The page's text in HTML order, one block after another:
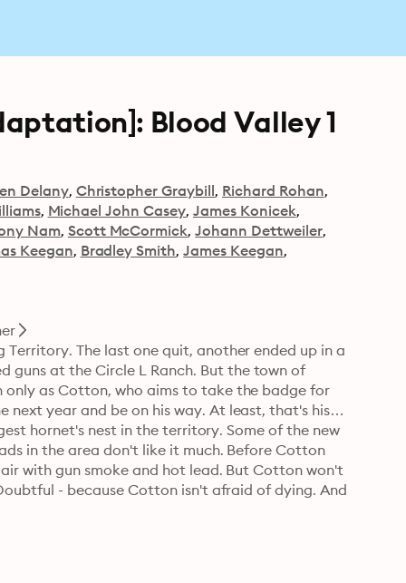
Blood Valley 1
Delany Christopher Graybill Richard Rohan
Michael John Casey James Konicek
Nam Scott McCormick Johann Dettweiler
Keegan Bradley Smith James Keegan
The last one quit, another ended up in a
guns at the Circle L Ranch. But the town of
only as Cotton, who aims to take the badge for
next year and be on his way. At least, that's his
hornet's nest in the territory. Some of the new
in the area don't like it much. Before Cotton
with gun smoke and hot lead. But Cotton won't
- because Cotton isn't afraid of dying. And